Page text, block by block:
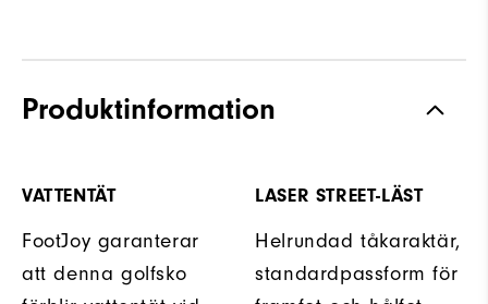
Produktinformation
VATTENTÄT
FootJoy garanterar
att denna golfsko
LASER STREET-LÄST
Helrundad tåkaraktär,
standardpassform för